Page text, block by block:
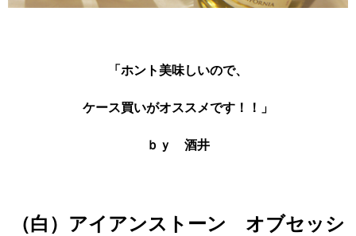
「ホント美味しいので、
ケース買いがオススメです！！」
ｂｙ 酒井
（白 ）アイアンストーン オブセッシ